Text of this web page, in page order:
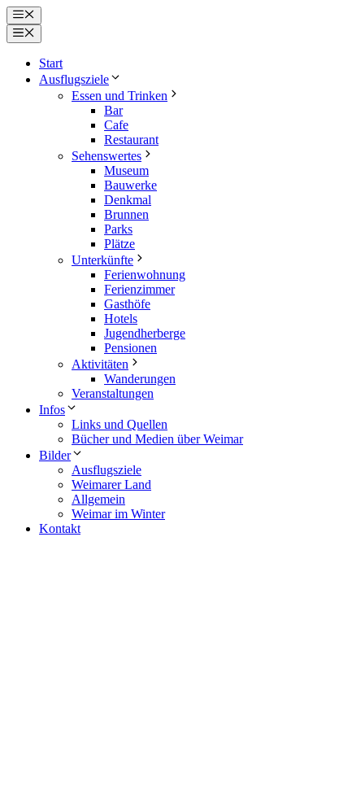
Zum
Inhalt
springen
Menü
Menü
Start
Ausflugsziele
Essen und Trinken
Bar
Cafe
Restaurant
Sehenswertes
Museum
Bauwerke
Denkmal
Brunnen
Parks
Plätze
Unterkünfte
Ferienwohnung
Ferienzimmer
Gasthöfe
Hotels
Jugendherberge
Pensionen
Aktivitäten
Wanderungen
Veranstaltungen
Infos
Links und Quellen
Bücher und Medien über Weimar
Bilder
Ausflugsziele
Weimarer Land
Allgemein
Weimar im Winter
Kontakt